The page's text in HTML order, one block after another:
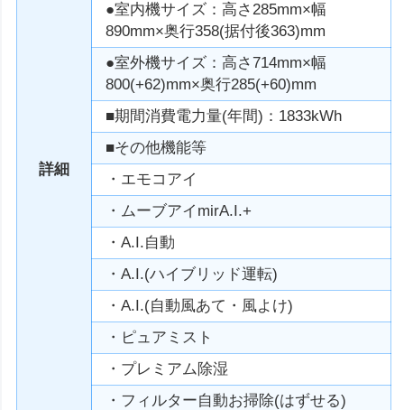
詳細
●室内機サイズ：高さ285mm×幅
890mm×奥行358(据付後363)mm
●室外機サイズ：高さ714mm×幅
800(+62)mm×奥行285(+60)mm
■期間消費電力量(年間)：1833kWh
■その他機能等
・エモコアイ
・ムーブアイmirA.I.+
・A.I.自動
・A.I.(ハイブリッド運転)
・A.I.(自動風あて・風よけ)
・ピュアミスト
・プレミアム除湿
・フィルター自動お掃除(はずせる)